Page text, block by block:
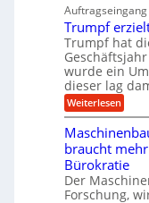
e
n
b
a
u
a
u
e
n
f
ü
h
r
u
n
g
e
n
B
S
C
L
r
t
u
n
g
s
f
r
e
e
s
H
y
b
Trumpf
Trumpf hat
wurde ein
dieser lag
Weiterlesen:
T
u
m
p
f
e
braucht
Bürokratie
Der
Forschung,